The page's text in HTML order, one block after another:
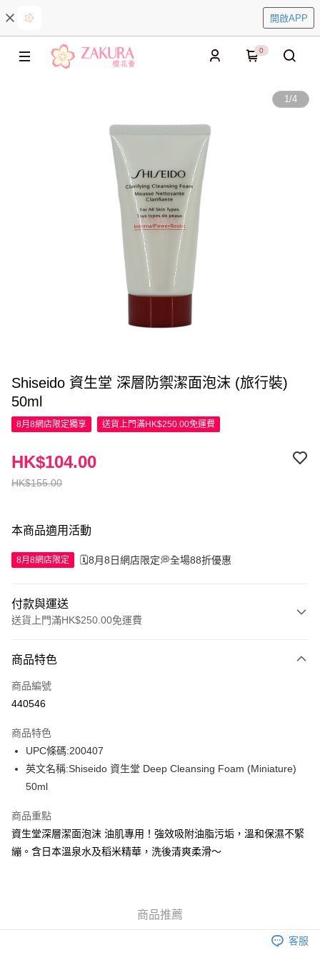
開啟APP
0
1/4
Shiseido 資生堂 深層防禦潔面泡沫 (旅行裝)
50ml
8月8網店限定獨享 送貨上門滿HK$250.00免運費
HK$155.00
HK$104.00
本商品適用活動
8月8網店限定 🗓️8月8日網店限定💭全場88折優惠
付款與運送
送貨上門滿HK$250.00免運費
信用卡
Apple Pay
WeChat Pay
送貨方式
付款後門市自取，訂單確認後2-4個工作天到店，7天內取。逾期後
商品特色
商品編號
440546
商品特色
UPC條碼:200407
英文名稱:Shiseido 資生堂 Deep Cleansing Foam (Miniature)
50ml
商品重點
資生堂深層潔面泡沫 油肌專用！強效吸附油脂污垢，溫和保濕不緊
繃。含日本溫泉水及稻米精華，洗後清爽柔滑～
商品推薦
客服